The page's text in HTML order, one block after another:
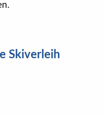
Skiverleih